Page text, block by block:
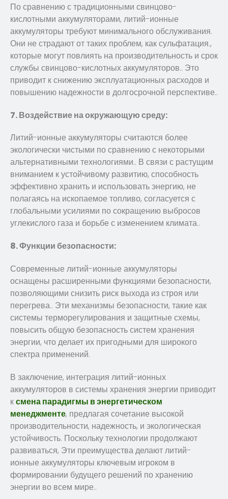
По сравнению с традиционными свинцово-
кислотными аккумуляторами, литий-ионные
аккумуляторы требуют минимального обслуживания.
Они не страдают от таких проблем, как сульфатация.,
которые могут повлиять на производительность и срок
службы свинцово-кислотных аккумуляторов.. Это
приводит к снижению эксплуатационных расходов и
повышению надежности в долгосрочной перспективе..
7. Воздействие на окружающую среду:
Литий-ионные аккумуляторы считаются более
экологически чистыми по сравнению с некоторыми
альтернативными технологиями.. В связи с растущим
вниманием к устойчивому развитию, способность
эффективно хранить и использовать энергию, не
полагаясь на ископаемое топливо, согласуется с
глобальными усилиями по сокращению выбросов
углекислого газа и борьбе с изменением климата..
8. Функции безопасности:
Современные литий-ионные аккумуляторы
оснащены расширенными функциями безопасности,
позволяющими снизить риск выхода из строя или
перегрева.. Эти механизмы безопасности, такие как
системы терморегулирования и защитные схемы,
повысить общую безопасность систем хранения
энергии, что делает их пригодными для широкого
спектра применений.
В заключение, интеграция литий-ионных
аккумуляторов в системы хранения энергии приводит
ксмена парадигмы в энергетическом
менеджменте, предлагая сочетание высокой
производительности, надежность, и экологическая
устойчивость. Поскольку технологии продолжают
развиваться, Эти преимущества делают литий-
ионные аккумуляторы ключевым игроком в
формировании будущего решений по хранению
энергии во всем мире..